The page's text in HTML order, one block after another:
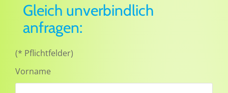
Gleich unverbindlich
anfragen:
(* Pflichtfelder)
Vorname